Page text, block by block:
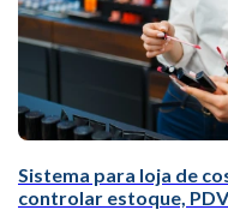
Sistema para loja de
controlar estoque,